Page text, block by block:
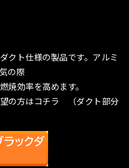
クト仕様の製品です。アルミ
の際
焼効率を高めます。
の方はコチラ （ダクト部分